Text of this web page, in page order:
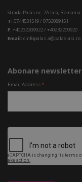
Strada Palas nr. 7A Iasi, Romania
T: 0744531519 / 0756089151
F: +40232209922 / +40232209920
Email: cinfopalas.a@palasiasi.ro
Abonare newsletter
Email Address*